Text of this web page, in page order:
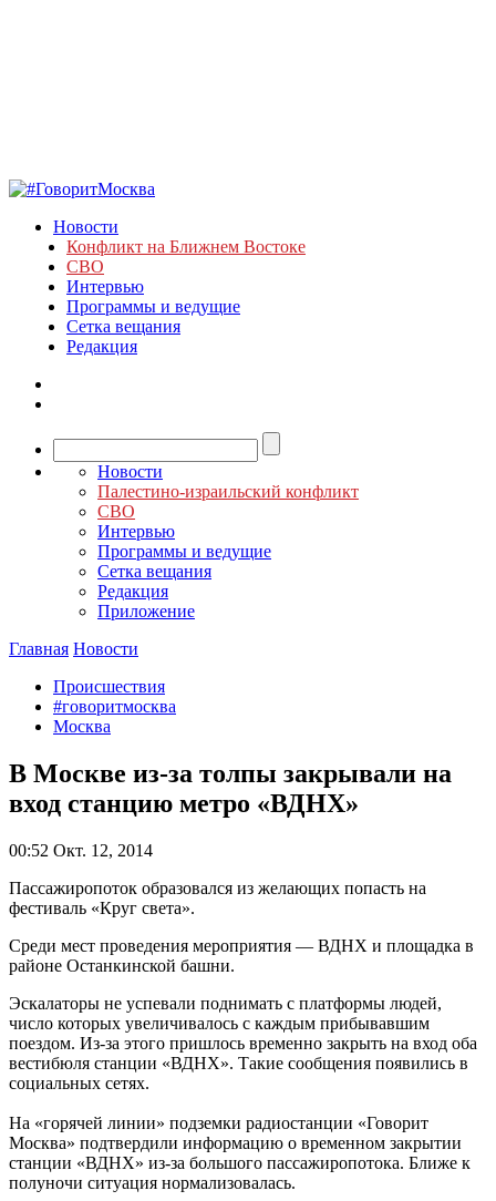
Новости
Конфликт на Ближнем Востоке
СВО
Интервью
Программы и ведущие
Сетка вещания
Редакция
Новости
Палестино-израильский конфликт
СВО
Интервью
Программы и ведущие
Сетка вещания
Редакция
Приложение
Главная Новости
Происшествия
#говоритмосква
Москва
В Москве из-за толпы закрывали на
вход станцию метро «ВДНХ»
00:52 Окт. 12, 2014
Пассажиропоток образовался из желающих попасть на
фестиваль «Круг света».
Среди мест проведения мероприятия — ВДНХ и площадка в
районе Останкинской башни.
Эскалаторы не успевали поднимать с платформы людей,
число которых увеличивалось с каждым прибывавшим
поездом. Из-за этого пришлось временно закрыть на вход оба
вестибюля станции «ВДНХ». Такие сообщения появились в
социальных сетях.
На «горячей линии» подземки радиостанции «Говорит
Москва» подтвердили информацию о временном закрытии
станции «ВДНХ» из-за большого пассажиропотока. Ближе к
полуночи ситуация нормализовалась.